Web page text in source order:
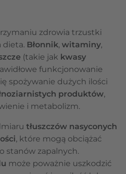
zdrowia trzustki
dieta. Błonnik, witaminy,
(takie jak kwasy
funkcjonowanie
spożywanie dużych ilości
produktów,
i metabolizm.
tłuszczów nasyconych
, które mogą obciążać
stanów zapalnych.
może poważnie uszkodzić